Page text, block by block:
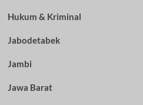
Hukum & Kriminal
Jabodetabek
Jambi
Jawa Barat